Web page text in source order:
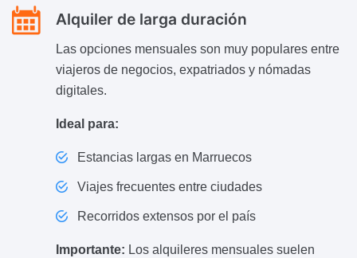
Alquiler de larga duración
Las opciones mensuales son muy populares entre
viajeros de negocios, expatriados y nómadas
digitales.
Ideal para:
Estancias largas en Marruecos
Viajes frecuentes entre ciudades
Recorridos extensos por el país
Importante: Los alquileres mensuales suelen